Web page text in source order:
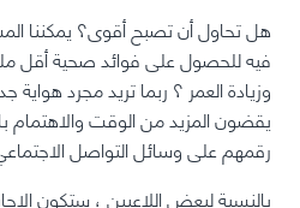
هل تحاول أن تصبح أقوى؟يمكننا
فيه للحصول على فوائد صحية أقل
وزيادة العمر ؟ربما تريد مجرد هواية
يقضون المزيد من الوقت والاهتمام
رقمهم على وسائل التواصل
بالنسبة لبعض اللاعبين ، ستكون